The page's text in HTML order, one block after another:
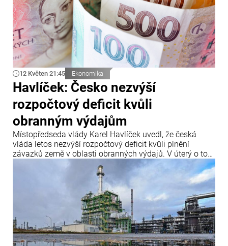
12 Květen 21:45 Ekonomika
Havlíček: Česko nezvýší
rozpočtový deficit kvůli
obranným výdajům
Místopředseda vlády Karel Havlíček uvedl, že česká
vláda letos nezvýší rozpočtový deficit kvůli plnění
závazků země v oblasti obranných výdajů. V úterý o tom
informoval server Novinky.cz.